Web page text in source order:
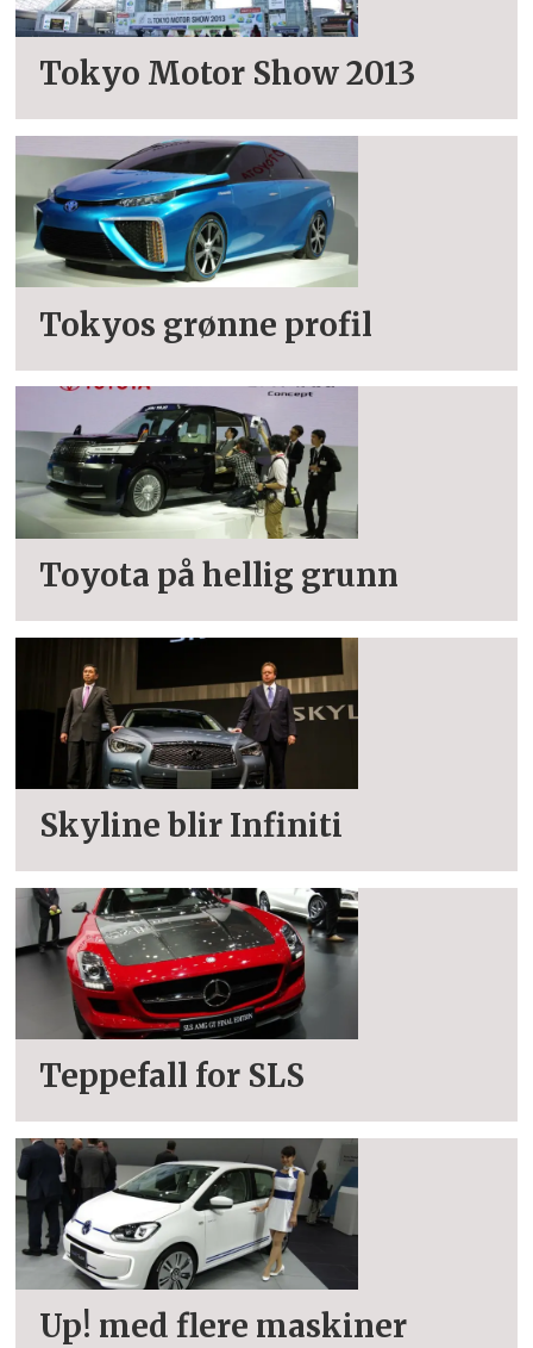
Tokyo Motor Show 2013
Tokyos grønne profil
Toyota på hellig grunn
Skyline blir Infiniti
Teppefall for SLS
Up! med flere maskiner